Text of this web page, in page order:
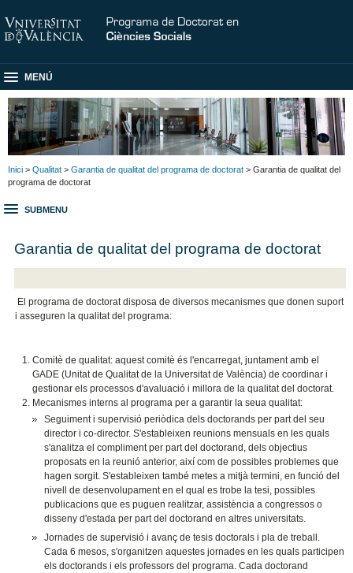
MENÚ
Inici > Qualitat > Garantia de qualitat del programa de doctorat > Garantia de qualitat del
programa de doctorat
SUBMENU
Garantia de qualitat del programa de doctorat
El programa de doctorat disposa de diversos mecanismes que donen suport
i asseguren la qualitat del programa:
Comitè de qualitat: aquest comitè és l'encarregat, juntament amb el
GADE (Unitat de Qualitat de la Universitat de València) de coordinar i
gestionar els processos d'avaluació i millora de la qualitat del doctorat.
Mecanismes interns al programa per a garantir la seua qualitat:
Seguiment i supervisió periòdica dels doctorands per part del seu
director i co-director. S'estableixen reunions mensuals en les quals
s'analitza el compliment per part del doctorand, dels objectius
proposats en la reunió anterior, així com de possibles problemes que
hagen sorgit. S'estableixen també metes a mitjà termini, en funció del
nivell de desenvolupament en el qual es trobe la tesi, possibles
publicacions que es puguen realitzar, assistència a congressos o
disseny d'estada per part del doctorand en altres universitats.
Jornades de supervisió i avanç de tesis doctorals i pla de treball.
Cada 6 mesos, s'organitzen aquestes jornades en les quals participen
els doctorands i els professors del programa. Cada doctorand